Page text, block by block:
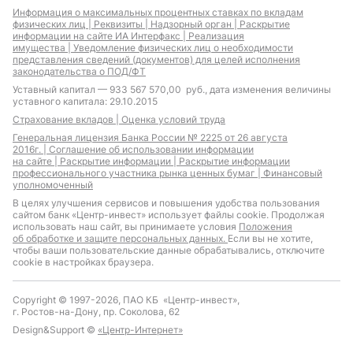
Информация о максимальных процентных ставках по вкладам
физических лиц | Реквизиты | Надзорный орган | Раскрытие
информации на сайте ИА Интерфакс | Реализация
имущества | Уведомление физических лиц о необходимости
представления сведений (документов) для целей исполнения
законодательства о ПОД/ФТ
Уставный капитал — 933 567 570,00 руб., дата изменения величины
уставного капитала: 29.10.2015
Страхование вкладов | Оценка условий труда
Генеральная лицензия Банка России № 2225 от 26 августа
2016г. | Соглашение об использовании информации
на сайте | Раскрытие информации | Раскрытие информации
профессионального участника рынка ценных бумаг | Финансовый
уполномоченный
В целях улучшения сервисов и повышения удобства пользования
сайтом банк «Центр-инвест» использует файлы cookie. Продолжая
использовать наш сайт, вы принимаете условия Положения
об обработке и защите персональных данных. Если вы не хотите,
чтобы ваши пользовательские данные обрабатывались, отключите
cookie в настройках браузера.
Copyright © 1997-2026, ПАО КБ «Центр-инвест»,
г. Ростов-на-Дону, пр. Соколова, 62
Design&Support © «Центр-Интернет»